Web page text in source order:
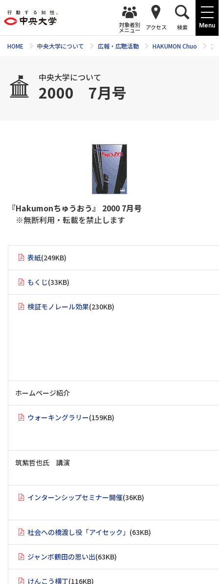
Menu
対象者別
メニュー アクセス 検索
HOME 中央大学について 広報・広聴活動 HAKUMON Chuo
中央大学について
2000 7月号
『Hakumonちゅうおう』 2000 7月号
※無断利用・転載を禁止します
表紙(249KB)
もくじ(33KB)
検証モノレール効果(230KB)
ホームページ紹介
ウォーキングラリー(159KB)
筑紫哲也氏 講演
インターンシップセミナー開催(36KB)
社会への橋渡し役「アイセック」 (63KB)
ジャンボ鶴田の思い出(63KB)
けんこう横丁(116KB)